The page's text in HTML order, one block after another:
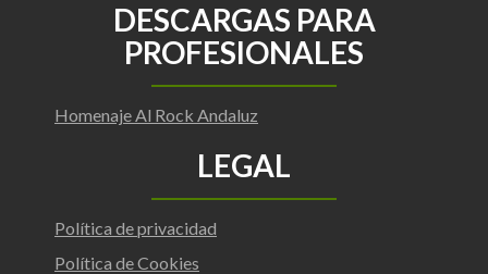
DESCARGAS PARA
PROFESIONALES
Homenaje Al Rock Andaluz
LEGAL
Política de privacidad
Política de Cookies